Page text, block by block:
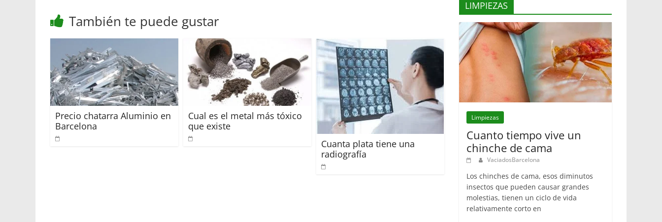
p
k
También te puede gustar
Precio chatarra Aluminio en
Barcelona
Cual es el metal más tóxico
que existe
Cuanta plata tiene una
radiografía
LIMPIEZAS
Limpiezas
Cuanto tiempo vive un
chinche de cama
VaciadosBarcelona
Los chinches de cama, esos diminutos
insectos que pueden causar grandes
molestias, tienen un ciclo de vida
relativamente corto en